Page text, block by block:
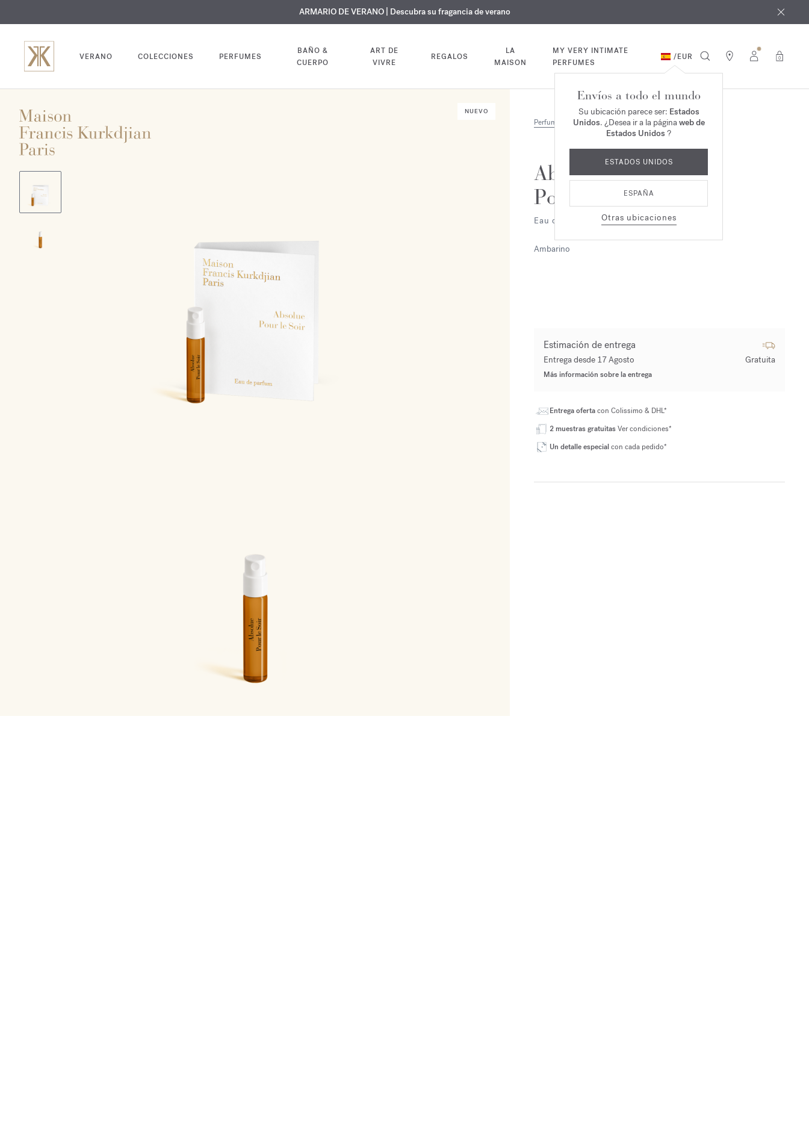
EXCLUSIVO | Descubra la nueva fragancia OUDvelvet mooden su pedido*
GRABADO GRATUITO | En todas las fragancias y aceites corporales hasta el 9 de agosto
ARMARIO DE VERANO | Descubra su fragancia de verano
VERANO COLECCIONES PERFUMES
BAÑO &
CUERPO
ART DE
VIVRE
REGALOS
LA
MAISON
MY VERY INTIMATE
PERFUMES
/EUR 0
Envíos a todo el mundo
Su ubicación parece ser: Estados
Unidos. ¿Desea ir a la páginaweb de
Estados Unidos ?
ESTADOS UNIDOS
ESPAÑA
Otras ubicaciones
NUEVO
Perfumes
Absolue
Pour le Soir
Eau de parfum 2ml
Ambarino
Estimación de entrega
Entrega desde 17 Agosto Gratuita
Más información sobre la entrega
Entrega ofertacon Colissimo & DHL*
2 muestras gratuitasVer condiciones*
Un detalle especialcon cada pedido*